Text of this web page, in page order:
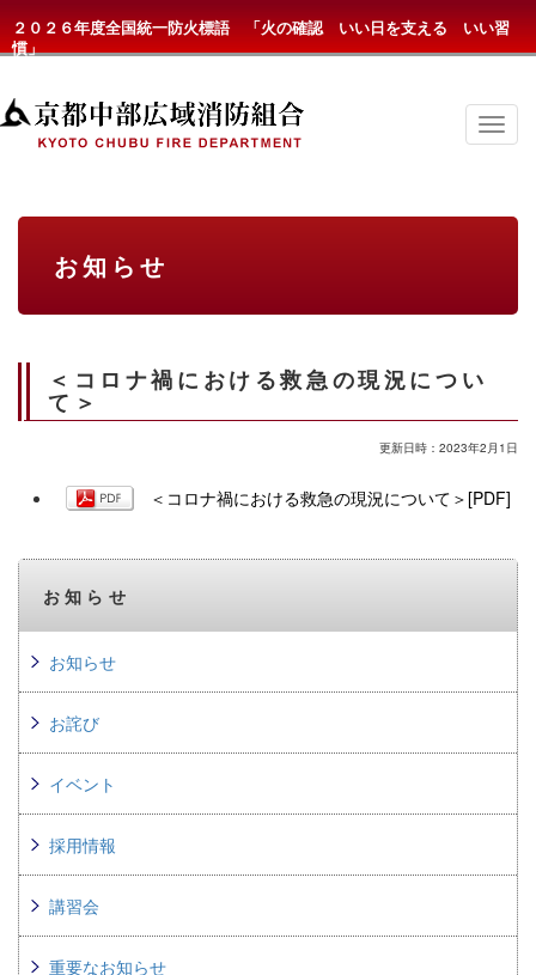
２０２６年度全国統一防火標語 「火の確認 いい日を支える いい習
慣」
京
都
お知らせ
＜コロナ禍における救急の現況につい
て＞
更新日時：2023年2月1日
＜コロナ禍における救急の現況について＞[PDF]
お知らせ
お知らせ
お詫び
イベント
採用情報
講習会
重要なお知らせ